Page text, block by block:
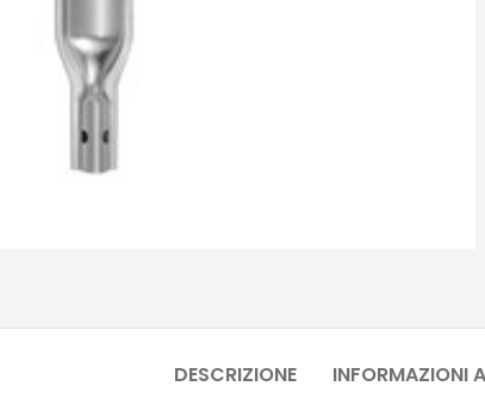
DESCRIZIONE INFORMAZIONI